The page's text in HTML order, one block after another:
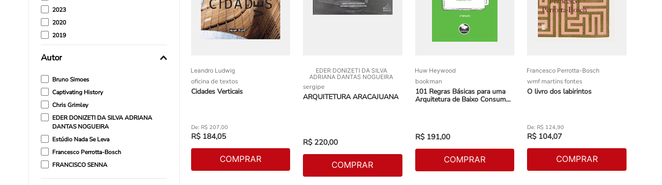
2023
2020
2019
2011
Autor
Bruno Simoes
Captivating History
Chris Grimley
EDER DONIZETI DA SILVA ADRIANA
DANTAS NOGUEIRA
Estúdio Nada Se Leva
Francesco Perrotta-Bosch
FRANCISCO SENNA
Gernot Minke
Leandro Ludwig
oficina de textos
Cidades Verticais
R$ 207,00
R$ 184,05
COMPRAR
EDER DONIZETI DA SILVA
ADRIANA DANTAS NOGUEIRA
sergipe
ARQUITETURA ARACAJUANA
R$ 220,00
COMPRAR
Huw Heywood
bookman
101 Regras Básicas para uma
Arquitetura de Baixo Consumo
R$ 191,00
COMPRAR
Francesco Perrotta-Bosch
wmf martins fontes
O livro dos labirintos
R$ 124,90
R$ 104,07
COMPRAR